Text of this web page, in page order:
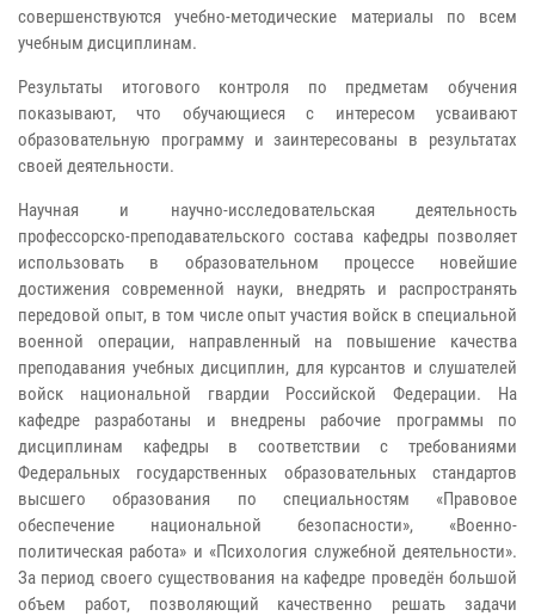
совершенствуются учебно-методические материалы по всем
учебным дисциплинам.
Результаты итогового контроля по предметам обучения
показывают, что обучающиеся с интересом усваивают
образовательную программу и заинтересованы в результатах
своей деятельности.
Научная и научно-исследовательская деятельность
профессорско-преподавательского состава кафедры позволяет
использовать в образовательном процессе новейшие
достижения современной науки, внедрять и распространять
передовой опыт, в том числе опыт участия войск в специальной
военной операции, направленный на повышение качества
преподавания учебных дисциплин, для курсантов и слушателей
войск национальной гвардии Российской Федерации. На
кафедре разработаны и внедрены рабочие программы по
дисциплинам кафедры в соответствии с требованиями
Федеральных государственных образовательных стандартов
высшего образования по специальностям «Правовое
обеспечение национальной безопасности», «Военно-
политическая работа» и «Психология служебной деятельности».
За период своего существования на кафедре проведён большой
объем работ, позволяющий качественно решать задачи